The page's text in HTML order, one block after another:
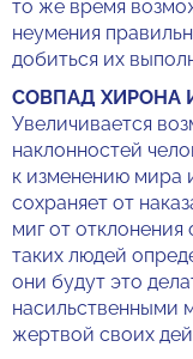
то же время
неумения
добиться их
СОВПАД ХИРОНА
Увеличивается
наклонностей
к изменению мира
сохраняет от
миг от отклонения
таких людей
они будут это
насильственными
жертвой своих